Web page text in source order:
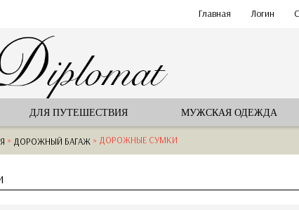
Главная Логин
ДЛЯ ПУТЕШЕСТВИЯ МУЖСКАЯ ОДЕЖДА
» ДОРОЖНЫЙ БАГАЖ » ДОРОЖНЫЕ СУМКИ